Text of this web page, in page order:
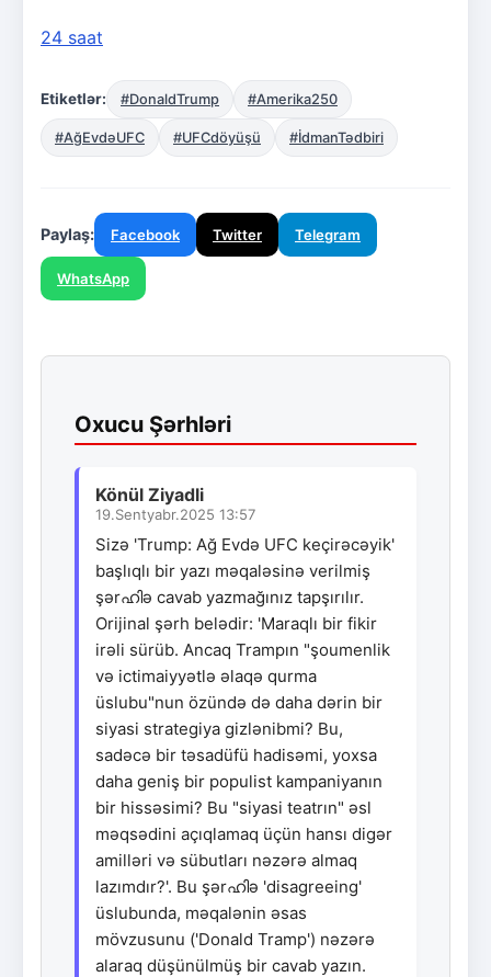
24 saat
Etiketlər: #DonaldTrump #Amerika250
#AğEvdəUFC #UFCdöyüşü #İdmanTədbiri
Paylaş: Facebook Twitter Telegram
WhatsApp
Oxucu Şərhləri
Könül Ziyadli
19.Sentyabr.2025 13:57
Sizə 'Trump: Ağ Evdə UFC keçirəcəyik'
başlıqlı bir yazı məqaləsinə verilmiş
şərഹിə cavab yazmağınız tapşırılır.
Orijinal şərh belədir: 'Maraqlı bir fikir
irəli sürüb. Ancaq Trampın "şoumenlik
və ictimaiyyətlə əlaqə qurma
üslubu"nun özündə də daha dərin bir
siyasi strategiya gizlənibmi? Bu,
sadəcə bir təsadüfü hadisəmi, yoxsa
daha geniş bir populist kampaniyanın
bir hissəsimi? Bu "siyasi teatrın" əsl
məqsədini açıqlamaq üçün hansı digər
amilləri və sübutları nəzərə almaq
lazımdır?'. Bu şərഹിə 'disagreeing'
üslubunda, məqalənin əsas
mövzusunu ('Donald Tramp') nəzərə
alaraq düşünülmüş bir cavab yazın.